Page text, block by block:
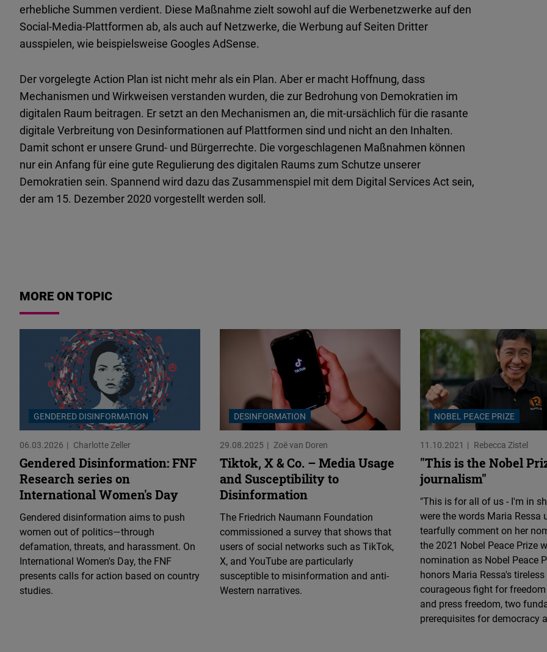
erhebliche Summen verdient. Diese Maßnahme zielt sowohl auf die Werbenetzwerke auf den
Social-Media-Plattformen ab, als auch auf Netzwerke, die Werbung auf Seiten Dritter
ausspielen, wie beispielsweise Googles AdSense.
Der vorgelegte Action Plan ist nicht mehr als ein Plan. Aber er macht Hoffnung, dass
Mechanismen und Wirkweisen verstanden wurden, die zur Bedrohung von Demokratien im
digitalen Raum beitragen. Er setzt an den Mechanismen an, die mit-ursächlich für die rasante
digitale Verbreitung von Desinformationen auf Plattformen sind und nicht an den Inhalten.
Damit schont er unsere Grund- und Bürgerrechte. Die vorgeschlagenen Maßnahmen können
nur ein Anfang für eine gute Regulierung des digitalen Raums zum Schutze unserer
Demokratien sein. Spannend wird dazu das Zusammenspiel mit dem Digital Services Act sein,
der am 15. Dezember 2020 vorgestellt werden soll.
MORE ON TOPIC
GENDERED DISINFORMATION
06.03.2026 Charlotte Zeller
Gendered Disinformation: FNF
Research series on
International Women's Day
Gendered disinformation aims to push
women out of politics—through
defamation, threats, and harassment. On
International Women's Day, the FNF
presents calls for action based on country
studies.
DESINFORMATION
29.08.2025 Zoë van Doren
Tiktok, X & Co. – Media Usage
and Susceptibility to
Disinformation
The Friedrich Naumann Foundation
commissioned a survey that shows that
users of social networks such as TikTok,
X, and YouTube are particularly
susceptible to misinformation and anti-
Western narratives.
NOBEL PEACE PRIZE
11.10.2021 Rebecca Zistel
"This is the Nobel
journalism"
"This is for all of us - I'm in
were the words Maria Ressa
tearfully comment on her
the 2021 Nobel Peace Prize
nomination as Nobel Peace
honors Maria Ressa's tireless
courageous fight for
and press freedom, two
prerequisites for democracy